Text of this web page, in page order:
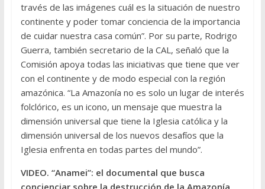
través de las imágenes cuál es la situación de nuestro
continente y poder tomar conciencia de la importancia
de cuidar nuestra casa común”. Por su parte, Rodrigo
Guerra, también secretario de la CAL, señaló que la
Comisión apoya todas las iniciativas que tiene que ver
con el continente y de modo especial con la región
amazónica. “La Amazonía no es solo un lugar de interés
folclórico, es un icono, un mensaje que muestra la
dimensión universal que tiene la Iglesia católica y la
dimensión universal de los nuevos desafíos que la
Iglesia enfrenta en todas partes del mundo”.
VIDEO. “Anamei”: el documental que busca
concienciar sobre la destrucción de la Amazonía